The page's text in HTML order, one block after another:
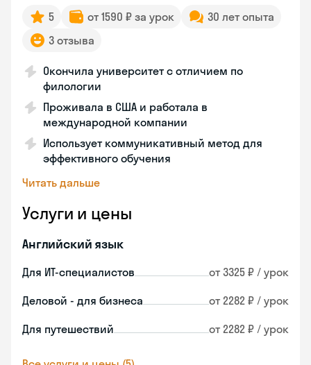
5 от 1590 ₽ за урок
30 лет опыта
3 отзыва
Окончила университет с отличием по
филологии
Проживала в США и работала в
международной компании
Использует коммуникативный метод для
эффективного обучения
Читать дальше
Услуги и цены
Английский язык
Для ИТ-специалистов от 3325 ₽ / урок
Деловой - для бизнеса от 2282 ₽ / урок
Для путешествий от 2282 ₽ / урок